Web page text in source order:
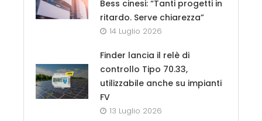
Bess cinesi: “Tanti progetti in
ritardo. Serve chiarezza”
14 Luglio 2026
Finder lancia il relè di
controllo Tipo 70.33,
utilizzabile anche su impianti
FV
13 Luglio 2026